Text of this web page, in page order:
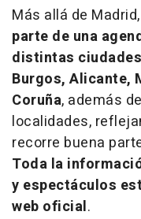
Más allá de Madrid,
parte de una
distintas
Burgos, Alicante,
Coruña, además
localidades,
recorre buena
Toda la
y espectáculos
web oficial.